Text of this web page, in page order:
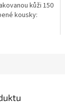
kůži 150
kousky: